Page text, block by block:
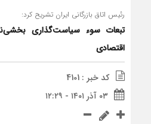
رئیس اتاق بازرگانی ایران تشریح کرد:
تبعات سوء سیاست‌گذاری‌
اقتصادی
کد خبر : 4101
۰۳ آذر ۱۴۰۱ - ۱۲:۲۹